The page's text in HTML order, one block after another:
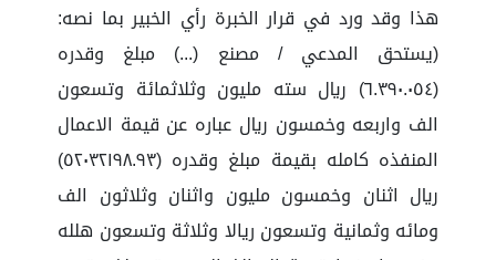
هذا وقد ورد في قرار الخبرة رأي الخبير بما نصه:
(يستحق المدعي / مصنع (...) مبلغ وقدره
(٦.٣٩٠.٠٥٤) ريال سته مليون وثلاثمائة وتسعون
الف واربعه وخمسون ريال عباره عن قيمة الاعمال
المنفذه كامله بقيمة مبلغ وقدره (٥٢٠٣٢١٩٨.٩٣)
ريال اثنان وخمسون مليون واثنان وثلاثون الف
ومائه وثمانية وتسعون ريالا وثلاثة وتسعون هلله